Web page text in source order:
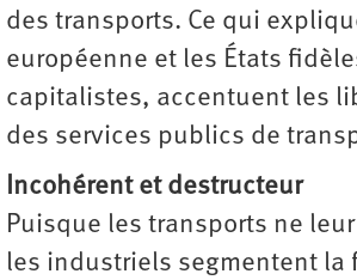
des transports. Ce qui
européenne et les États
capitalistes, accentuent les
des services publics de
Incohérent et destructeur
Puisque les transports ne
les industriels segmentent la